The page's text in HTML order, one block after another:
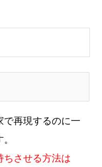
で再現するのに一
ちさせる方法は